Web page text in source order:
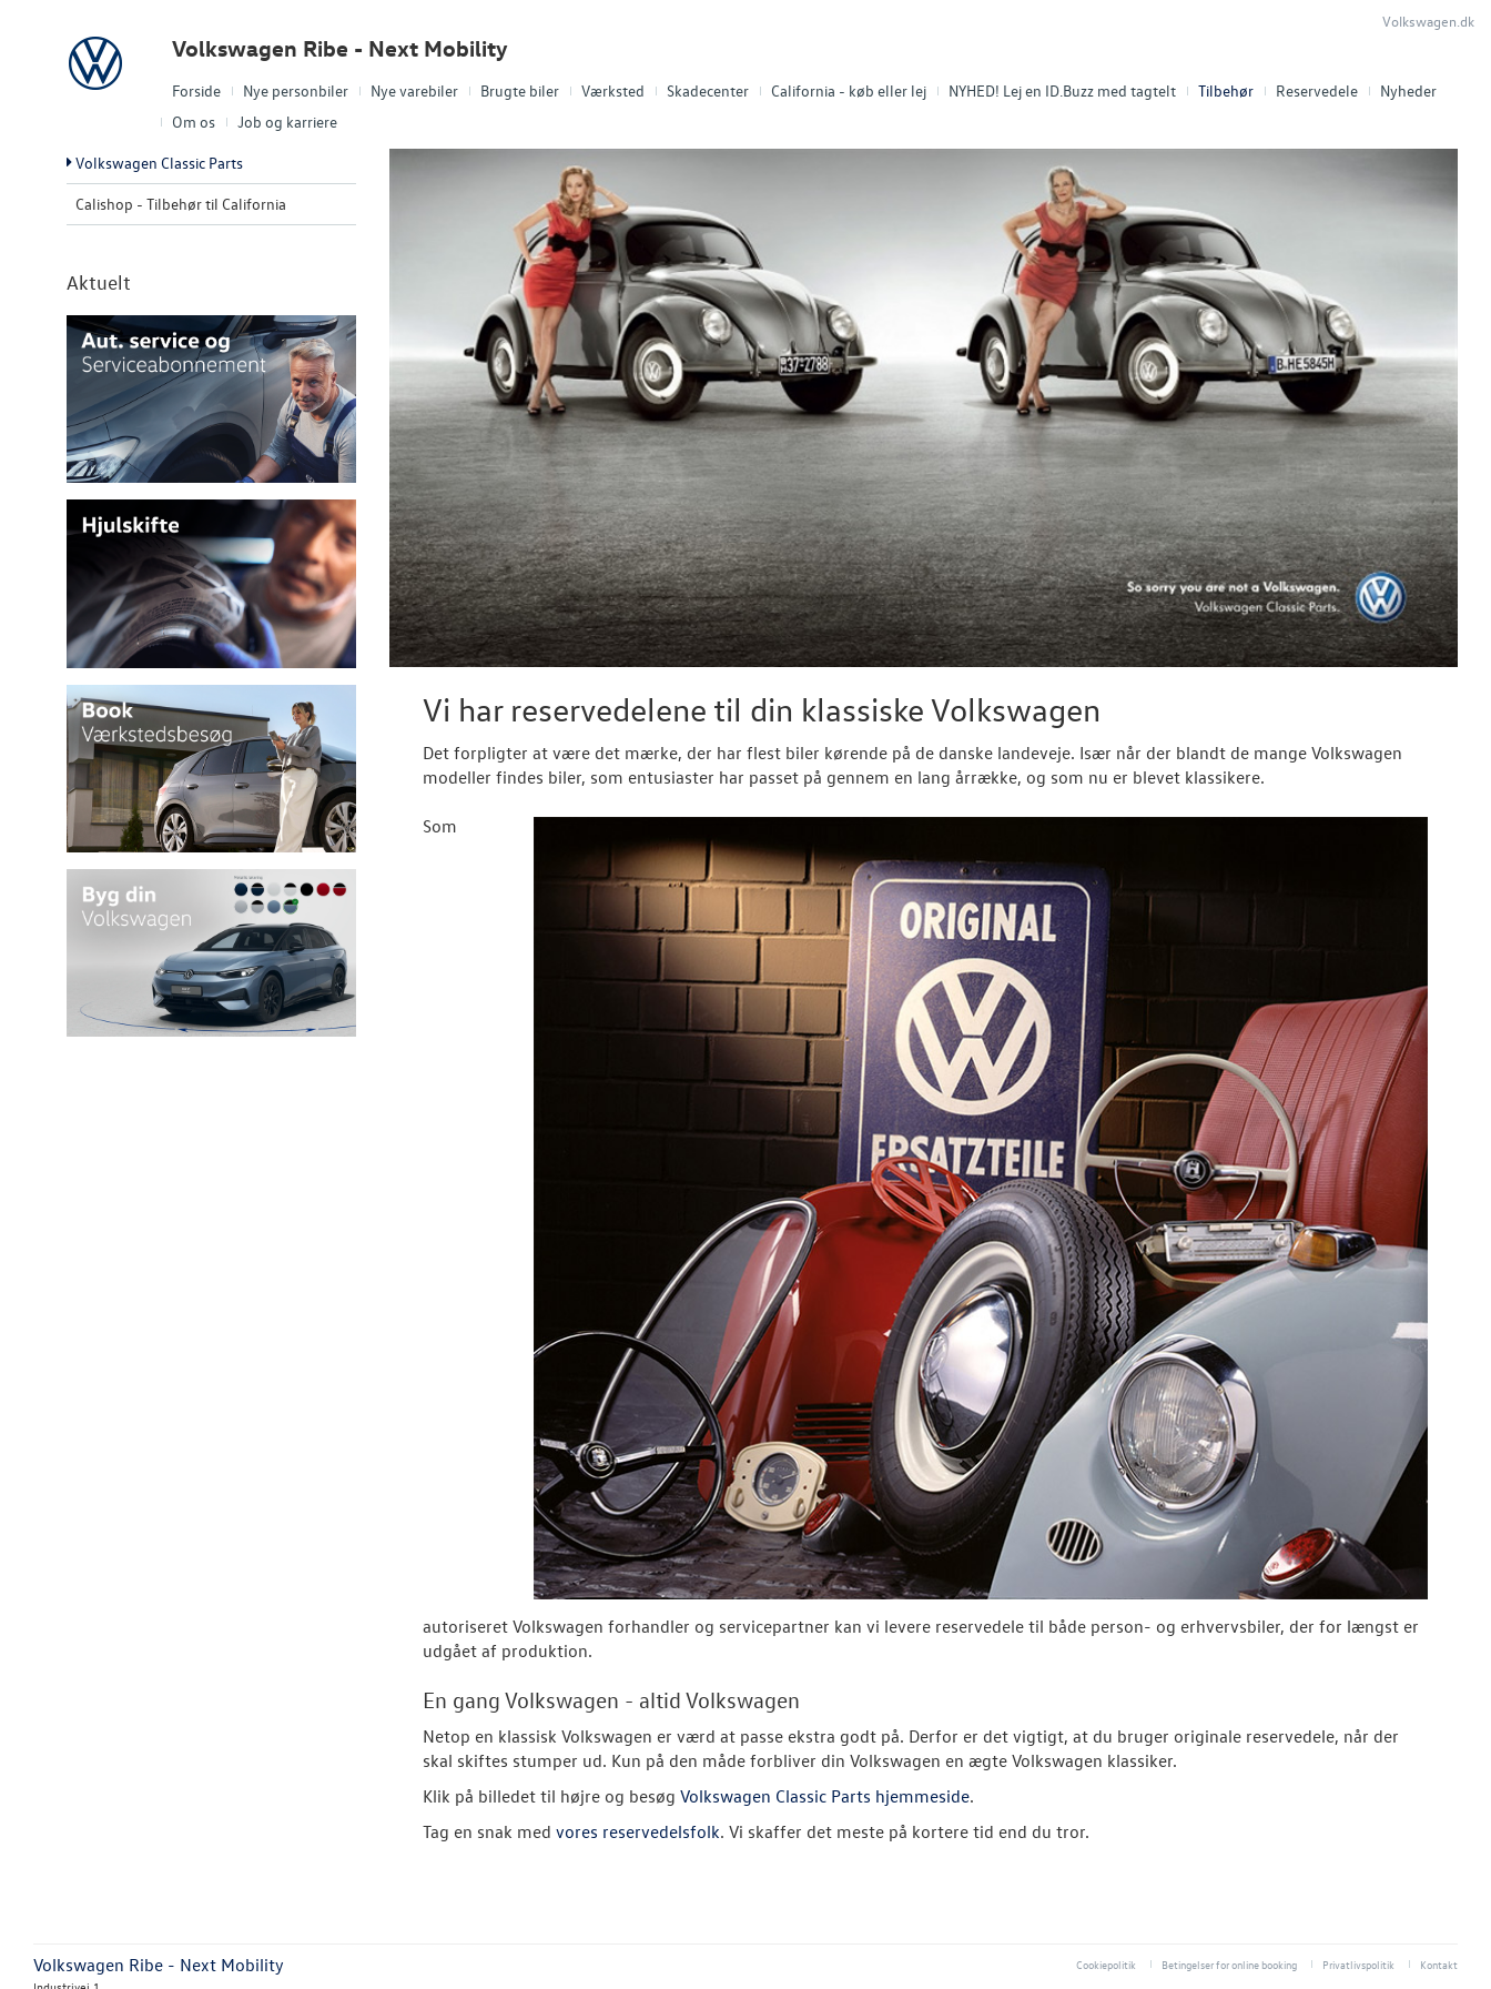
Forside Nye personbiler Nye varebiler Brugte biler Værksted Skadecenter California - køb eller lej NYHED! Lej en ID.Buzz med tagtelt Tilbehør Reservedele
Nyheder
Om os
Job og karriere
Volkswagen Volkswagen Ribe - Next Mobility
Volkswagen.dk
Volkswagen Classic Parts
Calishop - Tilbehør til California
Aktuelt
Vi har reservedelene til din klassiske Volkswagen
Det forpligter at være det mærke, der har flest biler kørende på de danske landeveje. Især når der blandt de mange Volkswagen
modeller findes biler, som entusiaster har passet på gennem en lang årrække, og som nu er blevet klassikere.
Som
autoriseret Volkswagen forhandler og servicepartner kan vi levere reservedele til både person- og erhvervsbiler, der for længst er
udgået af produktion.
En gang Volkswagen - altid Volkswagen
Netop en klassisk Volkswagen er værd at passe ekstra godt på. Derfor er det vigtigt, at du bruger originale reservedele, når der
skal skiftes stumper ud. Kun på den måde forbliver din Volkswagen en ægte Volkswagen klassiker.
Klik på billedet til højre og besøg Volkswagen Classic Parts hjemmeside.
Tag en snak med vores reservedelsfolk. Vi skaffer det meste på kortere tid end du tror.
Volkswagen Ribe - Next Mobility Cookiepolitik Betingelser for online booking Privatlivspolitik Kontakt